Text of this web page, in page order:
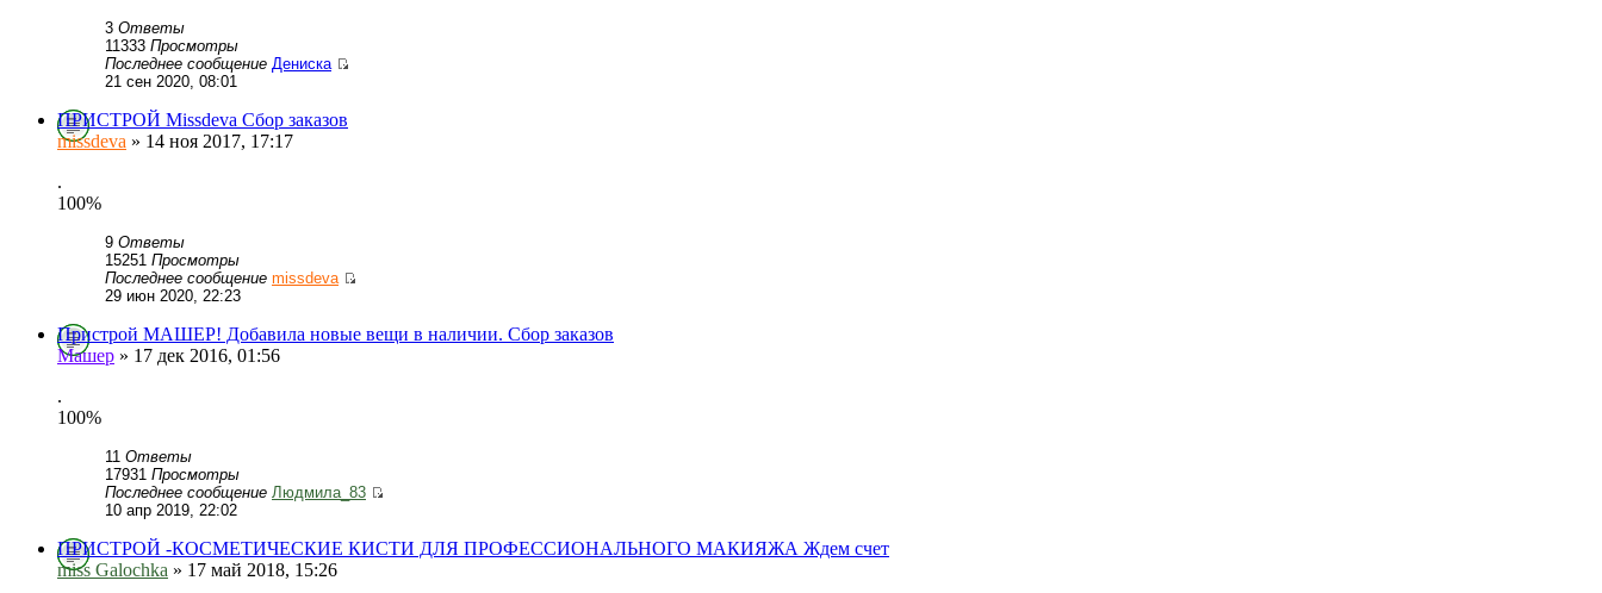
3 Ответы
11333 Просмотры
Последнее сообщение Дениска
21 сен 2020, 08:01
ПРИСТРОЙ Missdeva Сбор заказов
missdeva » 14 ноя 2017, 17:17
.
100%
9 Ответы
15251 Просмотры
Последнее сообщение missdeva
29 июн 2020, 22:23
Пристрой МАШЕР! Добавила новые вещи в наличии. Сбор заказов
Машер » 17 дек 2016, 01:56
.
100%
11 Ответы
17931 Просмотры
Последнее сообщение Людмила_83
10 апр 2019, 22:02
ПРИСТРОЙ -КОСМЕТИЧЕСКИЕ КИСТИ ДЛЯ ПРОФЕССИОНАЛЬНОГО МАКИЯЖА Ждем счет
miss Galochka » 17 май 2018, 15:26